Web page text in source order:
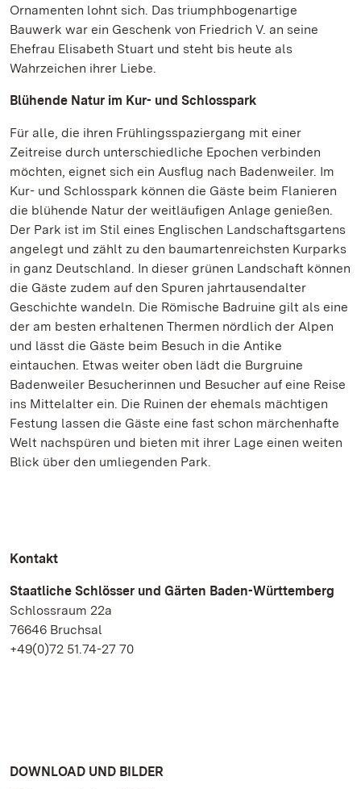
Ornamenten lohnt sich. Das triumphbogenartige
Bauwerk war ein Geschenk von Friedrich V. an seine
Ehefrau Elisabeth Stuart und steht bis heute als
Wahrzeichen ihrer Liebe.
Blühende Natur im Kur- und Schlosspark
Für alle, die ihren Frühlingsspaziergang mit einer
Zeitreise durch unterschiedliche Epochen verbinden
möchten, eignet sich ein Ausflug nach Badenweiler. Im
Kur- und Schlosspark können die Gäste beim Flanieren
die blühende Natur der weitläufigen Anlage genießen.
Der Park ist im Stil eines Englischen Landschaftsgartens
angelegt und zählt zu den baumartenreichsten Kurparks
in ganz Deutschland. In dieser grünen Landschaft können
die Gäste zudem auf den Spuren jahrtausendalter
Geschichte wandeln. Die Römische Badruine gilt als eine
der am besten erhaltenen Thermen nördlich der Alpen
und lässt die Gäste beim Besuch in die Antike
eintauchen. Etwas weiter oben lädt die Burgruine
Badenweiler Besucherinnen und Besucher auf eine Reise
ins Mittelalter ein. Die Ruinen der ehemals mächtigen
Festung lassen die Gäste eine fast schon märchenhafte
Welt nachspüren und bieten mit ihrer Lage einen weiten
Blick über den umliegenden Park.
Kontakt
Staatliche Schlösser und Gärten Baden-Württemberg
Schlossraum 22a
76646 Bruchsal
+49(0)72 51.74-27 70
DOWNLOAD UND BILDER